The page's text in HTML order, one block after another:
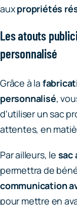
auxpropriétés
Les atouts
personnalisé
Grâce à la
personnalisé,
d‘utiliser un sac
attentes, en
Par ailleurs, le sac
permettra de
communication
pour mettre en